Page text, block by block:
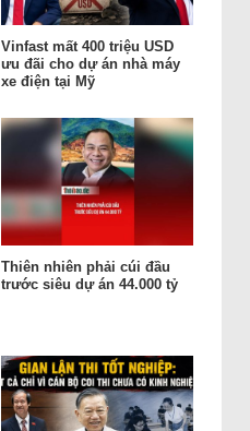
Vinfast mất 400 triệu USD
ưu đãi cho dự án nhà máy
xe điện tại Mỹ
Thiên nhiên phải cúi đầu
trước siêu dự án 44.000 tỷ